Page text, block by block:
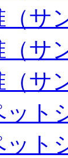
（サ
（サ
（サ
ット
ット